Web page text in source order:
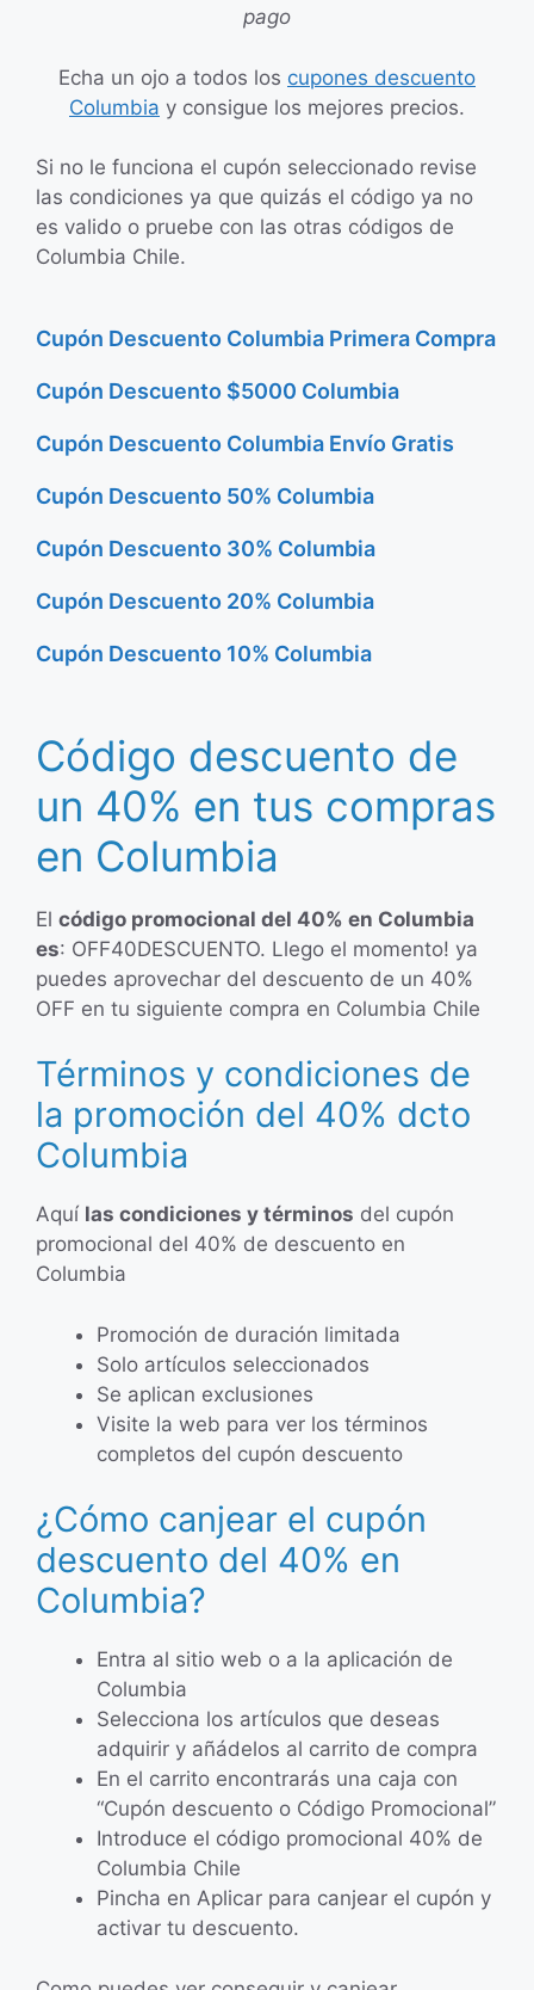
pago
Echa un ojo a todos los cupones descuento
Columbia y consigue los mejores precios.
Si no le funciona el cupón seleccionado revise
las condiciones ya que quizás el código ya no
es valido o pruebe con las otras códigos de
Columbia Chile.
Cupón Descuento Columbia Primera Compra
Cupón Descuento $5000 Columbia
Cupón Descuento Columbia Envío Gratis
Cupón Descuento 50% Columbia
Cupón Descuento 30% Columbia
Cupón Descuento 20% Columbia
Cupón Descuento 10% Columbia
Código descuento de
un 40% en tus compras
en Columbia
El código promocional del 40% en Columbia
es: OFF40DESCUENTO. Llego el momento! ya
puedes aprovechar del descuento de un 40%
OFF en tu siguiente compra en Columbia Chile
Términos y condiciones de
la promoción del 40% dcto
Columbia
Aquí las condiciones y términos del cupón
promocional del 40% de descuento en
Columbia
Promoción de duración limitada
Solo artículos seleccionados
Se aplican exclusiones
Visite la web para ver los términos
completos del cupón descuento
¿Cómo canjear el cupón
descuento del 40% en
Columbia?
Entra al sitio web o a la aplicación de
Columbia
Selecciona los artículos que deseas
adquirir y añádelos al carrito de compra
En el carrito encontrarás una caja con
“Cupón descuento o Código Promocional”
Introduce el código promocional 40% de
Columbia Chile
Pincha en Aplicar para canjear el cupón y
activar tu descuento.